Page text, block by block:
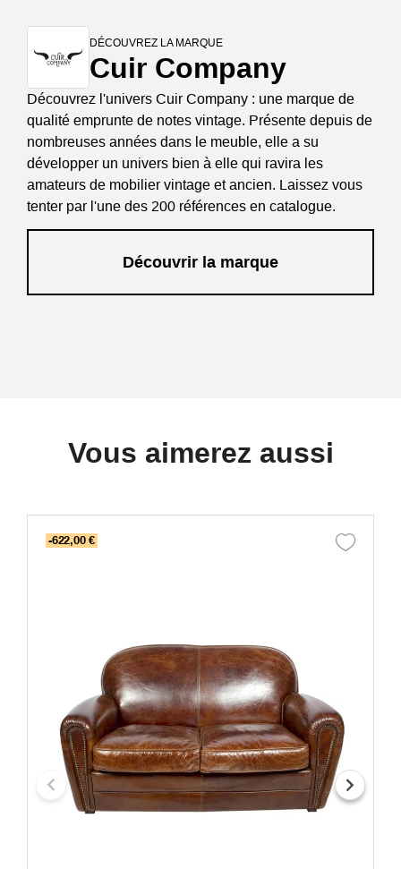
DÉCOUVREZ LA MARQUE
Cuir Company
Découvrez l'univers Cuir Company : une marque de
qualité emprunte de notes vintage. Présente depuis de
nombreuses années dans le meuble, elle a su
développer un univers bien à elle qui ravira les
amateurs de mobilier vintage et ancien. Laissez vous
tenter par l'une des 200 références en catalogue.
Découvrir la marque
Vous aimerez aussi
-622,00 €